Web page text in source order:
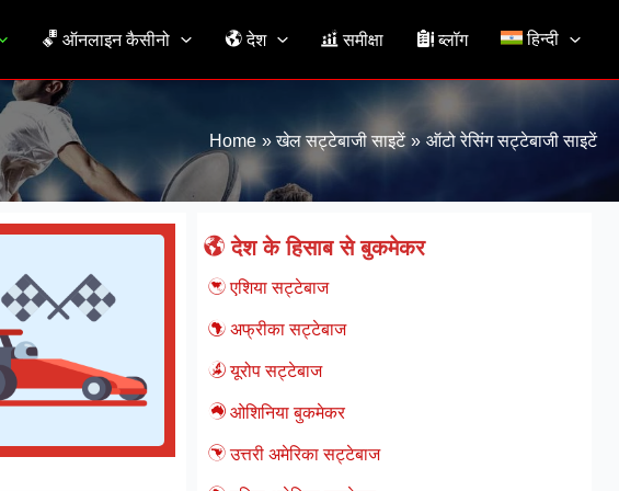
ऑनलाइन कैसीनो देश समीक्षा ब्लॉग हिन्दी
Home खेल सट्टेबाजी साइटें ऑटो रेसिंग सट्टेबाजी साइटें
देश के हिसाब से बुकमेकर
एशिया सट्टेबाज
अफ्रीका सट्टेबाज
यूरोप सट्टेबाज
ओशिनिया बुकमेकर
उत्तरी अमेरिका सट्टेबाज